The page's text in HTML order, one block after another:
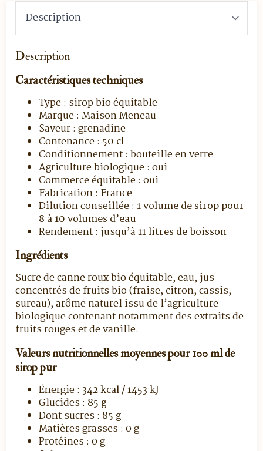
Description
Caractéristiques techniques
Type : sirop bio équitable
Marque : Maison Meneau
Saveur : grenadine
Contenance : 50 cl
Conditionnement : bouteille en verre
Agriculture biologique : oui
Commerce équitable : oui
Fabrication : France
Dilution conseillée : 1 volume de sirop pour
8 à 10 volumes d’eau
Rendement : jusqu’à11 litres de boisson
Ingrédients
Sucre de canne roux bio équitable, eau, jus
concentrés de fruits bio (fraise, citron, cassis,
sureau), arôme naturel issu de l’agriculture
biologique contenant notamment des extraits de
fruits rouges et de vanille.
Valeurs nutritionnelles moyennes pour 100 ml de
sirop pur
Énergie : 342 kcal / 1453 kJ
Glucides : 85 g
Dont sucres : 85 g
Matières grasses : 0 g
Protéines : 0 g